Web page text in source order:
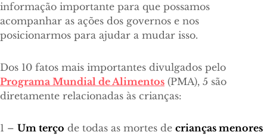
informação importante para que possamos
acompanhar as ações dos governos e nos
posicionarmos para ajudar a mudar isso.
Dos 10 fatos mais importantes divulgados pelo
Programa Mundial de Alimentos (PMA), 5 são
diretamente relacionadas às crianças:
1 – Um terço de todas as mortes de crianças menores